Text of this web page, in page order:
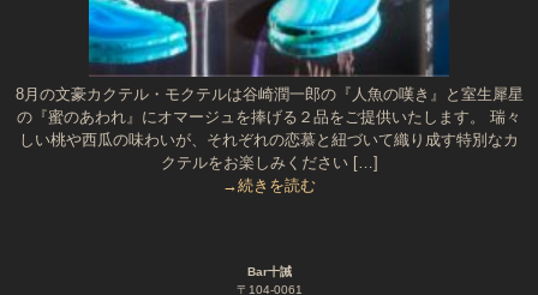
8月の文豪カクテル・モクテルは谷崎潤一郎の『人魚の嘆き』と室生犀星
の『蜜のあわれ』にオマージュを捧げる２品をご提供いたします。 瑞々
しい桃や西瓜の味わいが、それぞれの恋慕と紐づいて織り成す特別なカ
クテルをお楽しみください […]
→続きを読む
Bar十誡
〒104-0061